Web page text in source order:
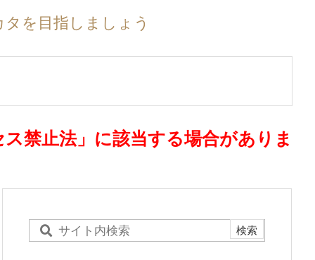
を目指しましょう
禁止法」に該当する場合がありま